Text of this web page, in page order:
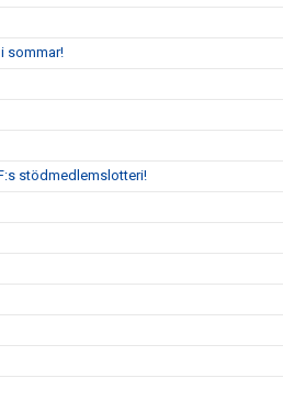
sommar!
stödmedlemslotteri!